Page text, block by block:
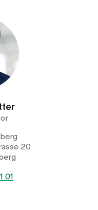
20
01